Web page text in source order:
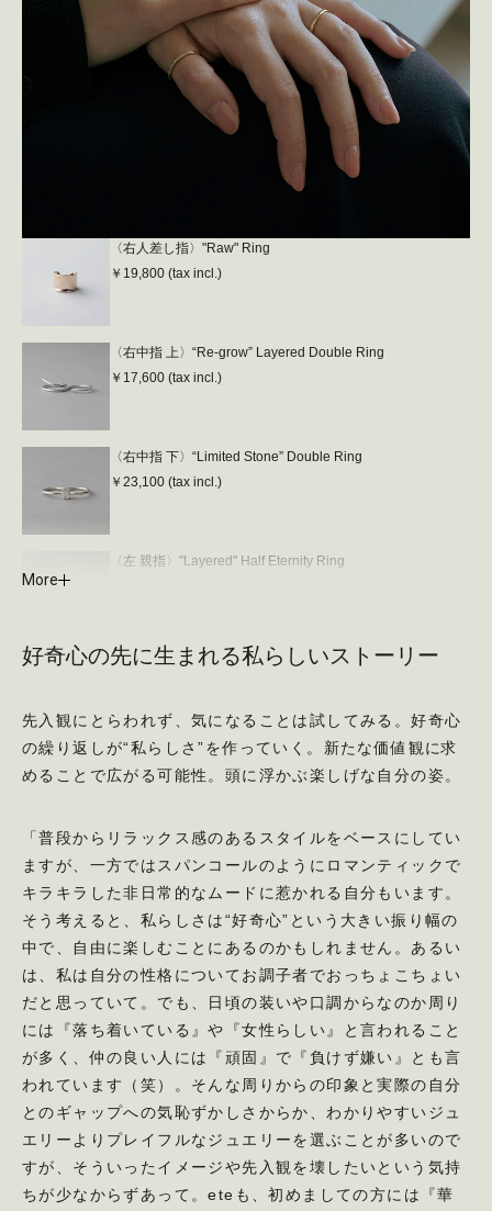
〈右人差し指〉"Raw" Ring
￥19,800 (tax incl.)
〈右中指 上〉“Re-grow” Layered Double Ring
￥17,600 (tax incl.)
〈右中指 下〉“Limited Stone” Double Ring
￥23,100 (tax incl.)
〈左 親指〉"Layered" Half Eternity Ring
〈左 薬指〉ETERNALING® “Little Letter”
※オーダー商品。ETERNALING🄬展開店舗のみの展開
More
好奇心の先に生まれる私らしいストーリー
先入観にとらわれず、気になることは試してみる。好奇心
の繰り返しが“私らしさ”を作っていく。新たな価値観に求
めることで広がる可能性。頭に浮かぶ楽しげな自分の姿。
「普段からリラックス感のあるスタイルをベースにしてい
ますが、一方ではスパンコールのようにロマンティックで
キラキラした非日常的なムードに惹かれる自分もいます。
そう考えると、私らしさは“好奇心”という大きい振り幅の
中で、自由に楽しむことにあるのかもしれません。あるい
は、私は自分の性格についてお調子者でおっちょこちょい
だと思っていて。でも、日頃の装いや口調からなのか周り
には『落ち着いている』や『女性らしい』と言われること
が多く、仲の良い人には『頑固』で『負けず嫌い』とも言
われています（笑）。そんな周りからの印象と実際の自分
とのギャップへの気恥ずかしさからか、わかりやすいジュ
エリーよりプレイフルなジュエリーを選ぶことが多いので
すが、そういったイメージや先入観を壊したいという気持
ちが少なからずあって。eteも、初めましての方には『華